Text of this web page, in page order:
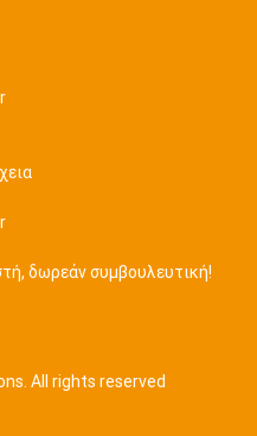
δωρεάν συμβουλευτική!
All rights reserved